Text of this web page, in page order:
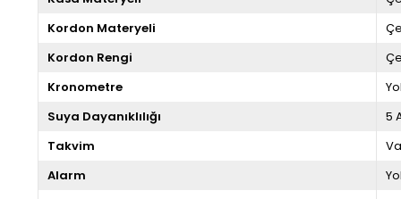
Kordon Materyeli
Kordon Rengi
Kronometre
Suya Dayanıklılığı
5
Takvim
Alarm